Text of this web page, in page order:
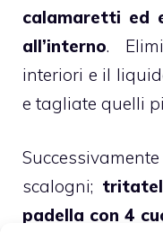
calamaretti ed
all’interno.
interiori e il
e tagliate quelli
scalogni;
padella con 4